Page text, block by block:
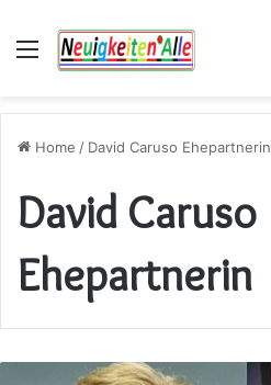
Menu
Home / David Caruso Ehepartnerin
David Caruso
Ehepartnerin